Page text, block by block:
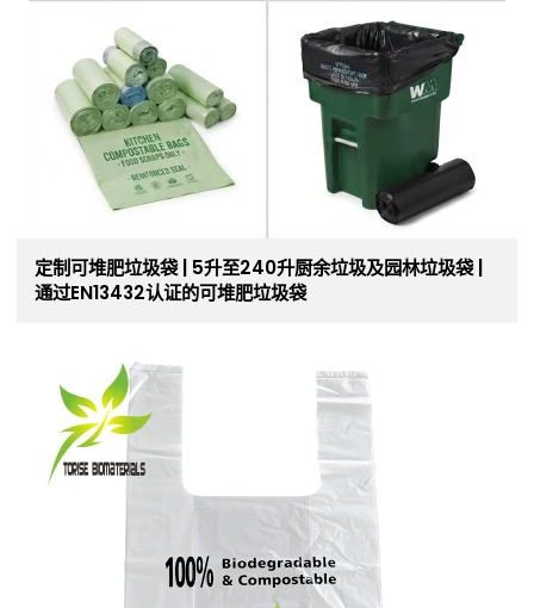
定制可堆肥垃圾袋 | 5升至240升厨余垃圾及园林垃圾袋 |
通过EN13432认证的可堆肥垃圾袋